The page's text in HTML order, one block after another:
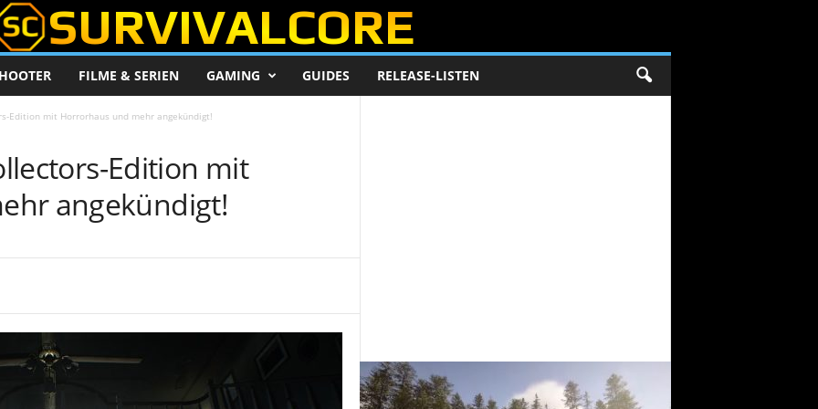
FILME & SERIEN GAMING GUIDES RELEASE-LISTEN
Edition mit Horrorhaus und mehr angekündigt!
Edition mit
angekündigt!